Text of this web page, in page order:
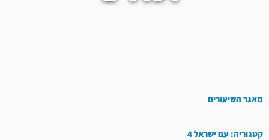
מאגר השיעורים
קטגוריה: עם ישראל 4